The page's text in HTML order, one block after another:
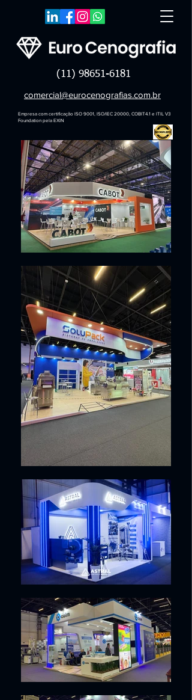
(11) 98651-6181
comercial@eurocenografias.com.br
Empresa com certificação ISO 9001, ISO/IEC 20000, COBIT4.1 e ITIL V3
Foundation pela EXIN